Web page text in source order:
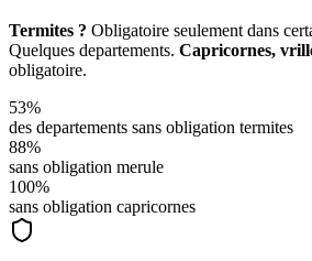
Termites ? Obligatoire seulement dans
Quelques departements. Capricornes,
obligatoire.
53%
des departements sans obligation termites
88%
sans obligation merule
100%
sans obligation capricornes